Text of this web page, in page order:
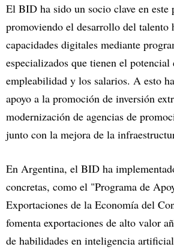
El BID ha sido un socio clave en este
promoviendo el desarrollo del talento
capacidades digitales mediante
especializados que tienen el
empleabilidad y los salarios. A esto
apoyo a la promoción de inversión
modernización de agencias de
junto con la mejora de la
En Argentina, el BID ha
concretas, como el "Programa de
Exportaciones de la Economía del
fomenta exportaciones de alto valor
de habilidades en inteligencia